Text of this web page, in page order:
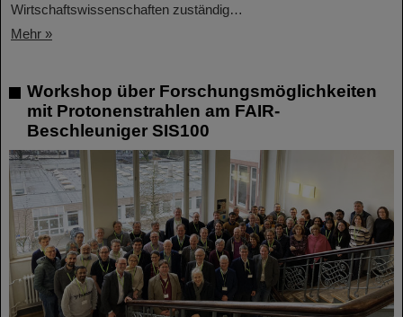
Wirtschaftswissenschaften zuständig…
Mehr »
Workshop über Forschungsmöglichkeiten
mit Protonenstrahlen am FAIR-
Beschleuniger SIS100